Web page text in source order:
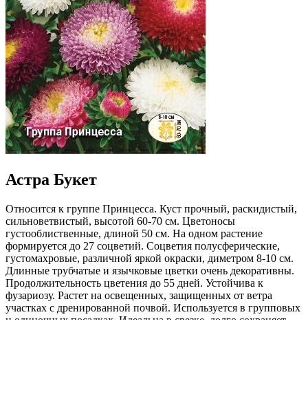
Астра Букет
Относится к группе Принцесса. Куст прочный, раскидистый,
сильноветвистый, высотой 60-70 см. Цветоносы
густооблиственные, длиной 50 см. На одном растение
формируется до 27 соцветий. Соцветия полусферические,
густомахровые, различной яркой окраски, диметром 8-10 см.
Длинные трубчатые и язычковые цветки очень декоративны.
Продолжительность цветения до 55 дней. Устойчива к
фузариозу. Растет на освещенных, защищенных от ветра
участках с дренированной почвой. Используется в групповых
и одиночных посадках. Идеальна в срезке, долго сохраняет